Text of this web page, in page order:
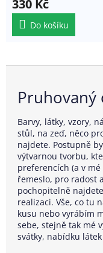
330 Kč
Do košíku
Pruhovaný
Barvy, látky, vzory,
stůl, na zeď, něco
najdete. Postupně
výtvarnou tvorbu,
preferencích (a v
řemeslo, pro radost
pochopitelně
realizaci. Vše, co tu
kusu nebo vyrábím
sebe, stejně tak mé
svátky, nabídku